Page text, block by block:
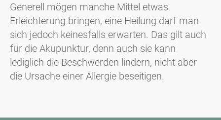
Generell mögen manche Mittel etwas
Erleichterung bringen, eine Heilung darf man
sich jedoch keinesfalls erwarten. Das gilt auch
für die Akupunktur, denn auch sie kann
lediglich die Beschwerden lindern, nicht aber
die Ursache einer Allergie beseitigen.